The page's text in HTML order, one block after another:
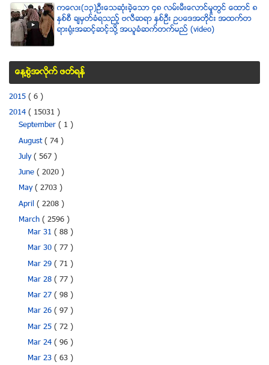
ကေလး(၁၃)ဦးေသဆံုးခဲ့ေသာ ၄၈ လမ္းမီးေလာင္မႈတြင္ ေထာင္ ၈
ႏွစ္စီ ခ်မွတ္ခံရသည့္ ဗလီဆရာ ႏွစ္ဦး ဥပေဒအတိုင္း အထက္တ
ရားရံုးအဆင့္ဆင့္သို႔ အယူခံဆက္တက္မည္ (video)
ေန႔စြဲအလိုက္ ဖတ္ရန္
2015 ( 6 )
2014 ( 15031 )
September ( 1 )
August( 74 )
July( 567 )
June ( 2020 )
May( 2703 )
April ( 2208 )
March ( 2596 )
Mar 31( 88 )
Mar 30( 77 )
Mar 29( 71 )
Mar 28( 77 )
Mar 27( 98 )
Mar 26( 97 )
Mar 25( 72 )
Mar 24( 96 )
Mar 23( 63 )